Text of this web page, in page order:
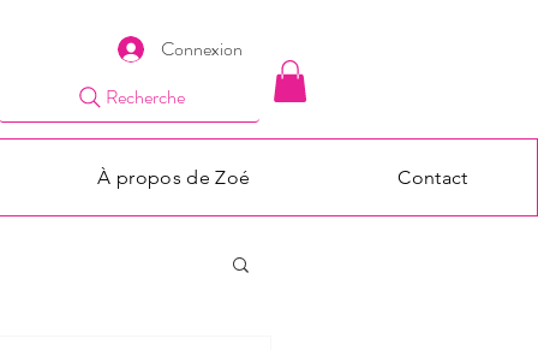
Connexion
Recherche
À propos de Zoé Contact